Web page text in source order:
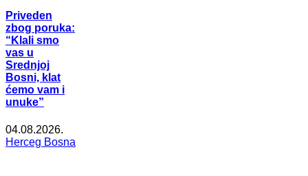
Priveden
zbog poruka:
“Klali smo
vas u
Srednjoj
Bosni, klat
ćemo vam i
unuke”
04.08.2026.
Herceg Bosna